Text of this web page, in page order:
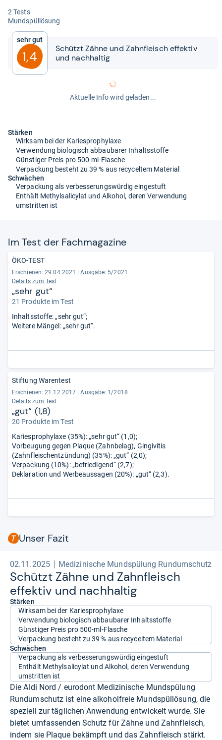
2 Tests
Mund­spül­lö­sung
Sehr gut
1,4
Schützt Zähne und Zahn­fleisch effek­tiv
und nach­hal­tig
Aktuelle Info wird geladen...
Stärken
Wirksam bei der Kariesprophylaxe
Verwendung biologisch abbaubarer Inhaltsstoffe
Günstiger Preis pro 500-ml-Flasche
Verpackung besteht zu 39 % aus recyceltem Material
Schwächen
Verpackung als verbesserungswürdig eingestuft
Enthält Methylsalicylat und Alkohol, deren Verwendung
umstritten ist
Im Test der Fach­ma­ga­zine
ÖKO-TEST
Erschienen: 29.04.2021
Ausgabe: 5/2021
Details zum Test
„sehr gut“
21 Produkte im Test
Inhaltsstoffe: „sehr gut“;
Weitere Mängel: „sehr gut“.
Stiftung Warentest
Erschienen: 21.12.2017
Ausgabe: 1/2018
Details zum Test
„gut“ (1,8)
20 Produkte im Test
Kariesprophylaxe (35%): „sehr gut“ (1,0);
Vorbeugung gegen Plaque (Zahnbelag), Gingivitis
(Zahnfleischentzündung) (35%): „gut“ (2,0);
Verpackung (10%): „befriedigend“ (2,7);
Deklaration und Werbeaussagen (20%): „gut“ (2,3).
Unser Fazit
02.11.2025 Medizinische Mundspülung Rundumschutz
Schützt Zähne und Zahn­fleisch
effek­tiv und nach­hal­tig
Stärken
Wirksam bei der Kariesprophylaxe
Verwendung biologisch abbaubarer Inhaltsstoffe
Günstiger Preis pro 500-ml-Flasche
Verpackung besteht zu 39 % aus recyceltem Material
Schwächen
Verpackung als verbesserungswürdig eingestuft
Enthält Methylsalicylat und Alkohol, deren Verwendung
umstritten ist
Die Aldi Nord / eurodont Medizinische Mundspülung
Rundumschutz ist eine alkoholfreie Mundspüllösung, die
speziell zur täglichen Anwendung entwickelt wurde. Sie
bietet umfassenden Schutz für Zähne und Zahnfleisch,
indem sie Plaque bekämpft und das Zahnfleisch stärkt.